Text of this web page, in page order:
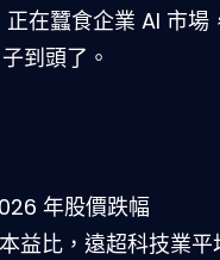
在蠶食企業 AI 市場
到頭了。
年股價跌幅
益比，遠超科技業平